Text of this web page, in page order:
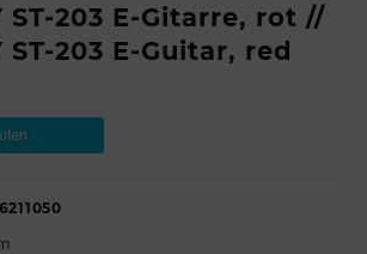
ST-203 E-Gitarre, rot //
ST-203 E-Guitar, red